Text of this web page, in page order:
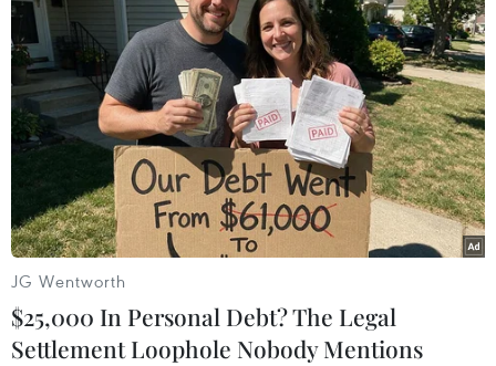
trò thực sự của tiền vệ này.
JG Wentworth
$25,000 In Personal Debt? The Legal
Settlement Loophole Nobody Mentions